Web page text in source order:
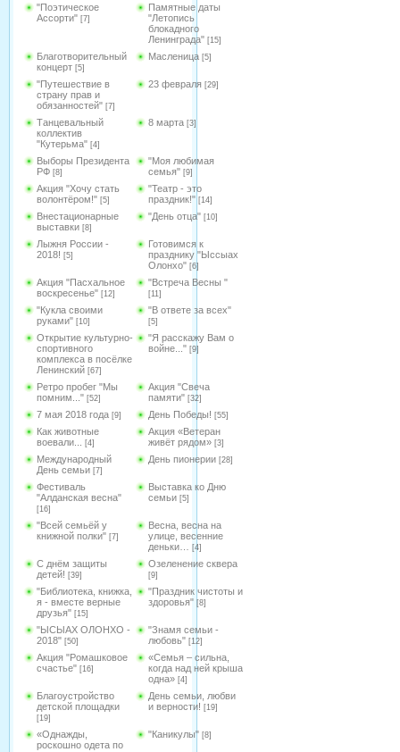
"Поэтическое
Ассорти" [7]
Памятные даты
"Летопись
блокадного
Ленинграда" [15]
Благотворительный
концерт [5]
Масленица [5]
"Путешествие в
страну прав и
обязанностей" [7]
23 февраля [29]
Танцевальный
коллектив
"Кутерьма" [4]
8 марта [3]
Выборы Президента
РФ [8]
"Моя любимая
семья" [9]
Акция "Хочу стать
волонтёром!" [5]
"Театр - это
праздник!" [14]
Внестационарные
выставки [8]
"День отца" [10]
Лыжня России -
2018! [5]
Готовимся к
празднику "Ыссыах
Олонхо" [6]
Акция "Пасхальное
воскресенье" [12]
"Встреча Весны "
[11]
"Кукла своими
руками" [10]
"В ответе за всех"
[5]
Открытие культурно-
спортивного
комплекса в посёлке
Ленинский [67]
"Я расскажу Вам о
войне..." [9]
Ретро пробег "Мы
помним..." [52]
Акция "Свеча
памяти" [32]
7 мая 2018 года [9] День Победы! [55]
Как животные
воевали...
[4]
Акция «Ветеран
живёт рядом» [3]
Международный
День семьи [7]
День пионерии [28]
Фестиваль
"Алданская весна"
[16]
Выставка ко Дню
семьи [5]
"Всей семьёй у
книжной полки" [7]
Весна, весна на
улице, весенние
деньки…
[4]
С днём защиты
детей! [39]
Озеленение сквера
[9]
"Библиотека, книжка,
я - вместе верные
друзья" [15]
"Праздник чистоты и
здоровья" [8]
"ЫСЫАХ ОЛОНХО -
2018" [50]
"Знамя семьи -
любовь" [12]
Акция "Ромашковое
счастье" [16]
«Семья – сильна,
когда над ней крыша
одна» [4]
Благоустройство
детской площадки
[19]
День семьи, любви
и верности! [19]
«Однажды,
роскошно одета по
"Каникулы" [8]